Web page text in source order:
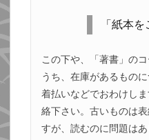
「紙本を
この下や、「著書」の
うち、在庫があるもの
着払いなどでおわけし
絡下さい。古いものは
すが、読むのに問題はあ